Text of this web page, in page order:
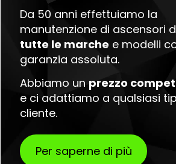
Da 50 anni effettuiamo la
manutenzione di ascensori
tutte le marche e modelli
garanzia assoluta.
Abbiamo un prezzo
e ci adattiamo a qualsiasi
cliente.
Per saperne di più